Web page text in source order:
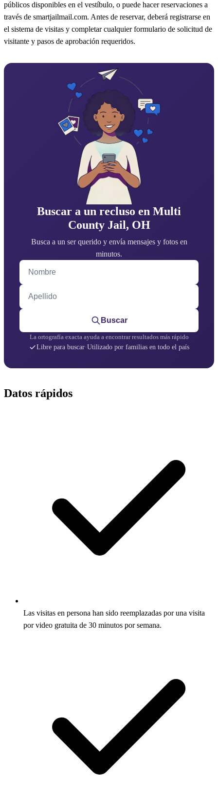
públicos disponibles en el vestíbulo, o puede hacer reservaciones a
través de smartjailmail.com. Antes de reservar, deberá registrarse en
el sistema de visitas y completar cualquier formulario de solicitud de
visitante y pasos de aprobación requeridos.
Buscar a un recluso en Multi
County Jail, OH
Busca a un ser querido y envía mensajes y fotos en
minutos.
Nombre
Apellido
Buscar
La ortografía exacta ayuda a encontrar resultados más rápido
Libre para buscar·Utilizado por familias en todo el país
Datos rápidos
Las visitas en persona han sido reemplazadas por una visita
por video gratuita de 30 minutos por semana.